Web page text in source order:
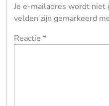
Je e-mailadres wordt niet
velden zijn gemarkeerd
Reactie *